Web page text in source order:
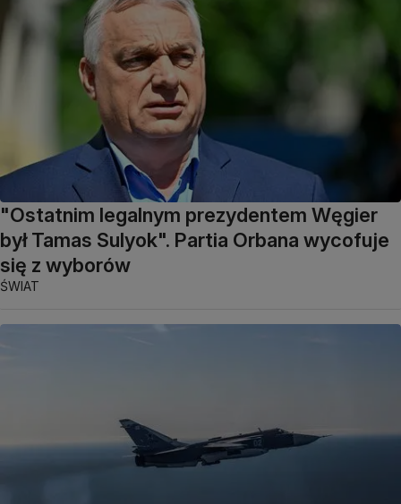
"Ostatnim legalnym prezydentem Węgier
był Tamas Sulyok". Partia Orbana wycofuje
się z wyborów
ŚWIAT